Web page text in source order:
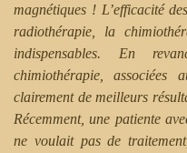
magnétiques ! L’efficacité
radiothérapie, la
indispensables. En
chimiothérapie, associées
clairement de meilleurs
Récemment, une patiente
ne voulait pas de